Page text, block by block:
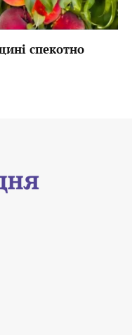
спекотно